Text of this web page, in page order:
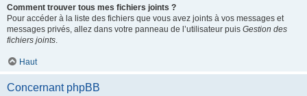
Comment trouver tous mes fichiers joints ?
Pour accéder à la liste des fichiers que vous avez joints à vos messages et
messages privés, allez dans votre panneau de l’utilisateur puis Gestion des
fichiers joints.
Haut
Concernant phpBB